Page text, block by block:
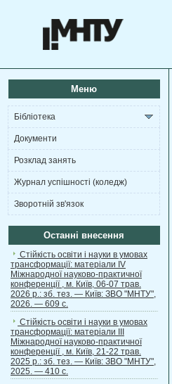
Меню
Бібліотека
Документи
Розклад занять
Журнал успішності (коледж)
Зворотній зв'язок
Останні внесення
Стійкість освіти і науки в умовах
трансформації: матеріали ІV
Міжнародної науково-практичної
конференції , м. Київ, 06-07 трав.
2026 р.: зб. тез. — Київ: ЗВО "МНТУ",
2026. — 609 с.
Стійкість освіти і науки в умовах
трансформації: матеріали ІІІ
Міжнародної науково-практичної
конференції , м. Київ, 21-22 трав.
2025 р.: зб. тез. — Київ: ЗВО "МНТУ",
2025. — 410 с.